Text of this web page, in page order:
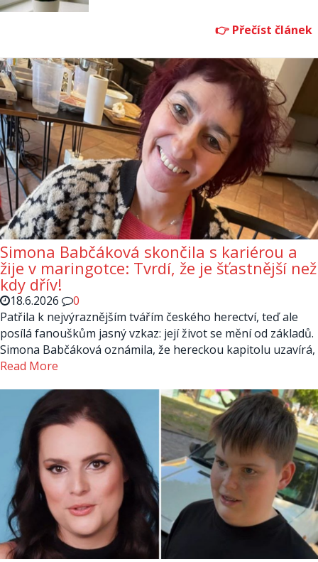
Simona Babčáková skončila s kariérou a
žije v maringotce: Tvrdí, že je šťastnější než
kdy dřív!
18.6.2026
0
Patřila k nejvýraznějším tvářím českého herectví, teď ale
posílá fanouškům jasný vzkaz: její život se mění od základů.
Simona Babčáková oznámila, že hereckou kapitolu uzavírá,
Read More